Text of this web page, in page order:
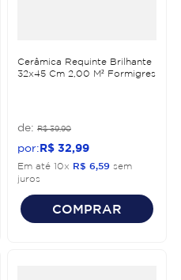
Cerâmica Requinte Brilhante
32x45 Cm 2,00 M² Formigres
R$ 39,90
R$ 32 99
Em até 10x R$ 6 59 sem
juros
COMPRAR